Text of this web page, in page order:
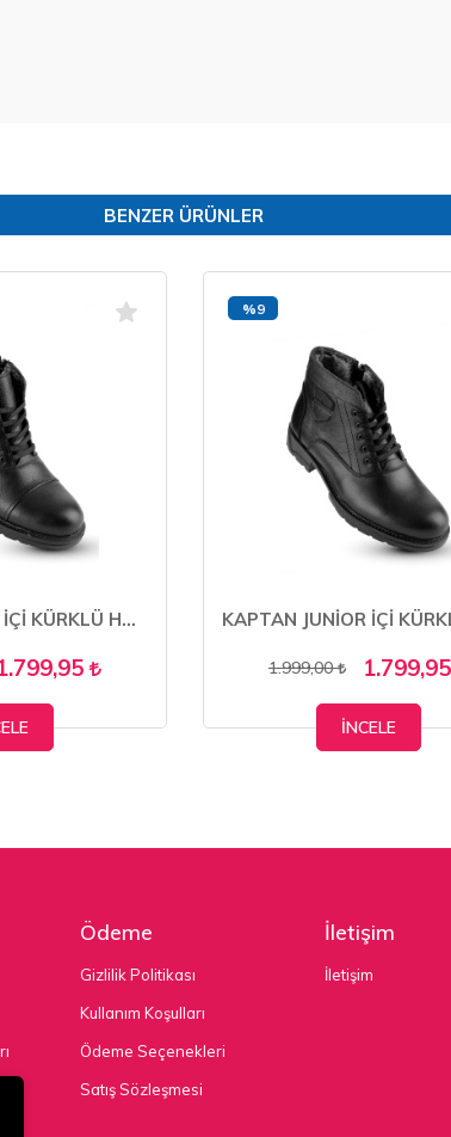
BENZER ÜRÜNLER
KAPTAN JUNİOR İÇİ KÜRKLÜ HAKİKİ DERİ KIŞLIK ERKEK BOT MFRE 235
1.999,00
%9
İNCELE
Ödeme
Gizlilik Politikası
Kullanım Koşulları
Ödeme Seçenekleri
Satış Sözleşmesi
İletişim
İletişim